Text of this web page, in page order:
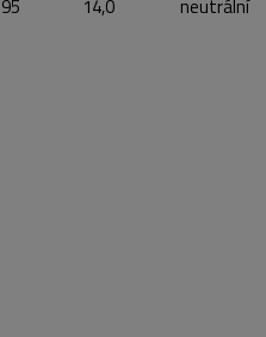
95
14,0 neutrální